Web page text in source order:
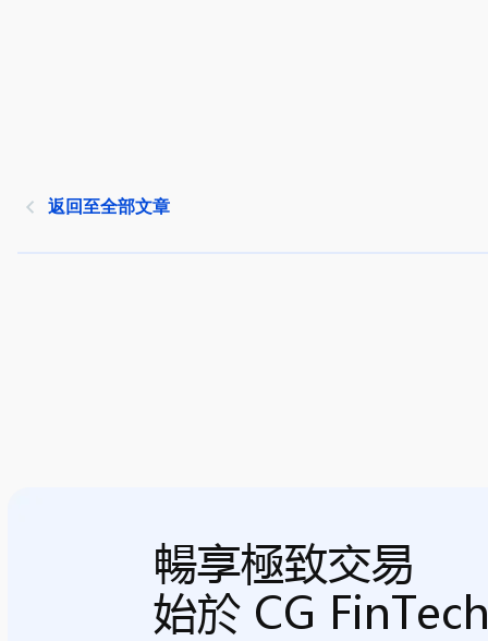
返回至全部文章
暢享極致交易
始於 CG